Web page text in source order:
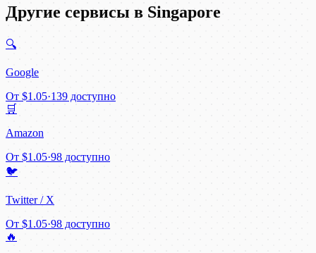
Другие сервисы в Singapore
🔍
Google
От $1.05·139 доступно
🛒
Amazon
От $1.05·98 доступно
🐦
Twitter / X
От $1.05·98 доступно
🔥